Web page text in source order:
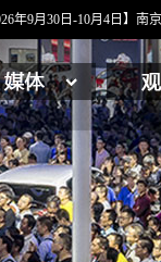
年9月30日-10月4日】南